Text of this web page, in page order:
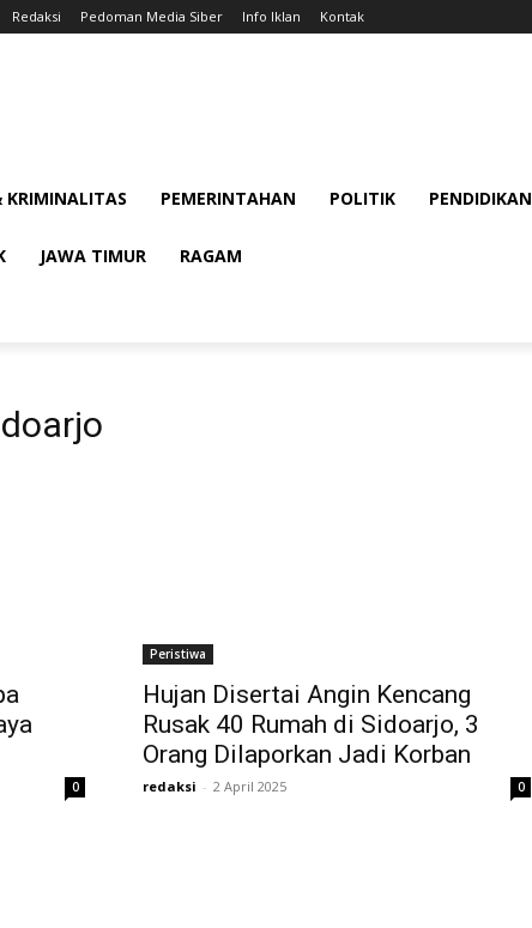
Redaksi Pedoman Media Siber Info Iklan Kontak
KRIMINALITAS PEMERINTAHAN POLITIK PENDIDIKAN
JAWA TIMUR RAGAM
0
Peristiwa
Hujan Disertai Angin Kencang
Rusak 40 Rumah di Sidoarjo, 3
Orang Dilaporkan Jadi Korban
redaksi - 2 April 2025 0